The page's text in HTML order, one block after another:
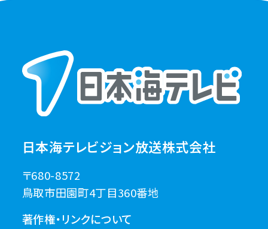
日本海テレビジョン放送株式会社
〒680-8572
鳥取市田園町4丁目360番地
著作権・リンクについて